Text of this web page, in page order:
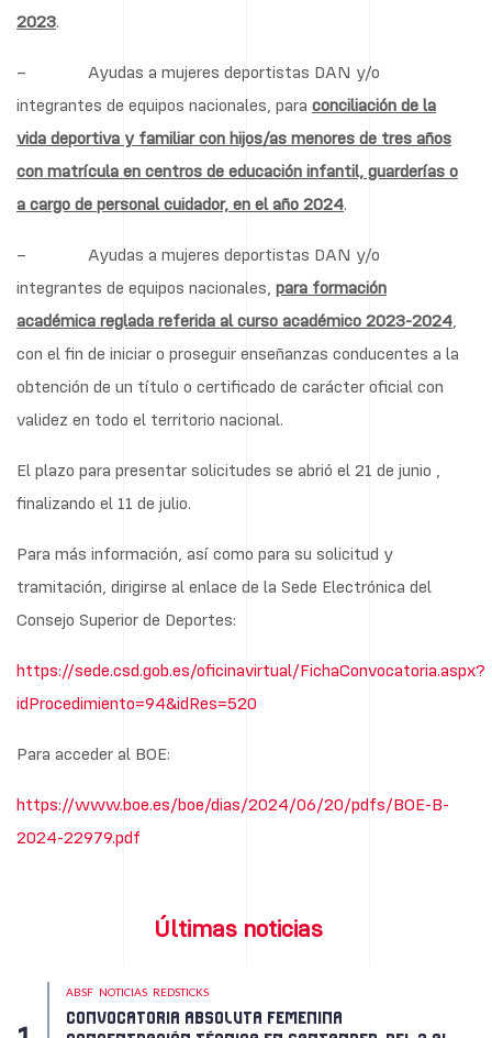
2023.
– Ayudas a mujeres deportistas DAN y/o
integrantes de equipos nacionales, para conciliación de la
vida deportiva y familiar con hijos/as menores de tres años
con matrícula en centros de educación infantil, guarderías o
a cargo de personal cuidador, en el año 2024.
– Ayudas a mujeres deportistas DAN y/o
integrantes de equipos nacionales, para formación
académica reglada referida al curso académico 2023-2024,
con el fin de iniciar o proseguir enseñanzas conducentes a la
obtención de un título o certificado de carácter oficial con
validez en todo el territorio nacional.
El plazo para presentar solicitudes se abrió el 21 de junio ,
finalizando el 11 de julio.
Para más información, así como para su solicitud y
tramitación, dirigirse al enlace de la Sede Electrónica del
Consejo Superior de Deportes:
https://sede.csd.gob.es/oficinavirtual/FichaConvocatoria.aspx?
idProcedimiento=94&idRes=520
Para acceder al BOE:
https://www.boe.es/boe/dias/2024/06/20/pdfs/BOE-B-
2024-22979.pdf
Últimas noticias
ABSF NOTICIAS REDSTICKS
CONVOCATORIA ABSOLUTA FEMENINA